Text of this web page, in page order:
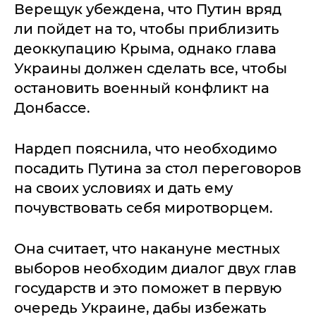
Верещук убеждена, что Путин вряд
ли пойдет на то, чтобы приблизить
деоккупацию Крыма, однако глава
Украины должен сделать все, чтобы
остановить военный конфликт на
Донбассе.
Нардеп пояснила, что необходимо
посадить Путина за стол переговоров
на своих условиях и дать ему
почувствовать себя миротворцем.
Она считает, что накануне местных
выборов необходим диалог двух глав
государств и это поможет в первую
очередь Украине, дабы избежать